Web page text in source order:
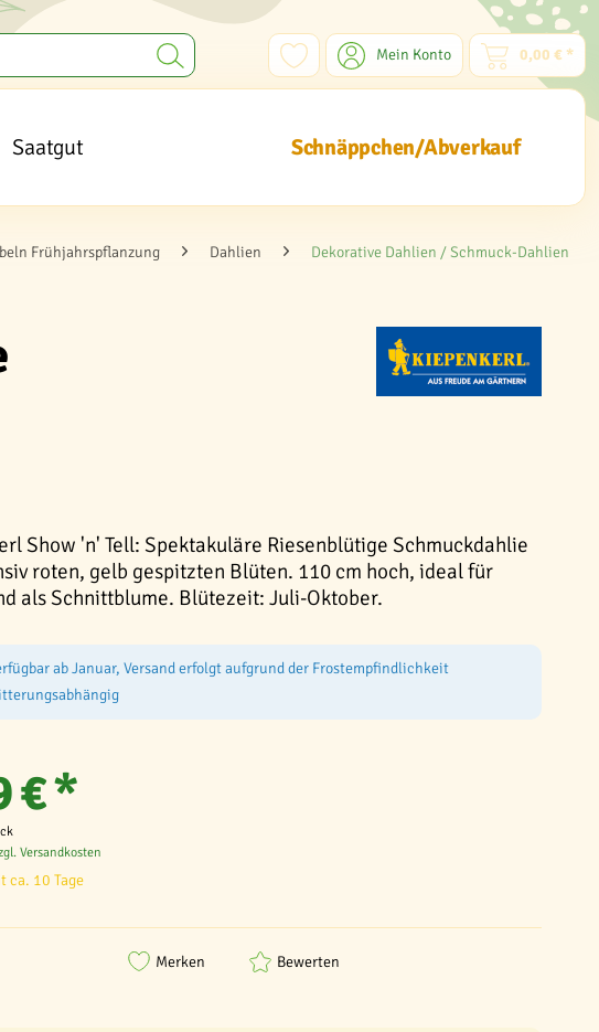
Mein Konto 0,00 € *
Saatgut Schnäppchen/Abverkauf
Frühjahrspflanzung Dahlien Dekorative Dahlien / Schmuck-Dahlien
Show 'n' Tell: Spektakuläre Riesenblütige Schmuckdahlie
roten, gelb gespitzten Blüten. 110 cm hoch, ideal für
als Schnittblume. Blütezeit: Juli-Oktober.
ab Januar, Versand erfolgt aufgrund der Frostempfindlichkeit
€ *
Versandkosten
ca. 10 Tage
Merken Bewerten